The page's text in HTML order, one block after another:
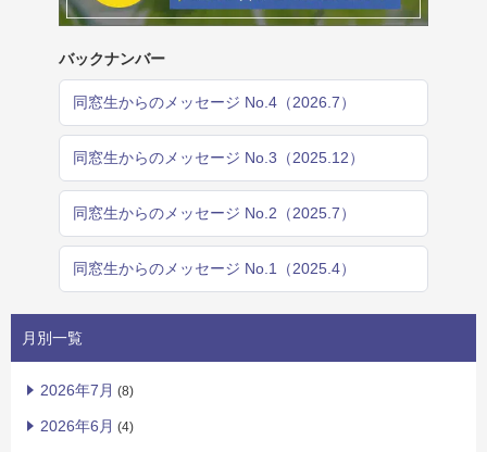
バックナンバー
同窓生からのメッセージ No.4（2026.7）
同窓生からのメッセージ No.3（2025.12）
同窓生からのメッセージ No.2（2025.7）
同窓生からのメッセージ No.1（2025.4）
月別一覧
2026年7月 (8)
2026年6月 (4)